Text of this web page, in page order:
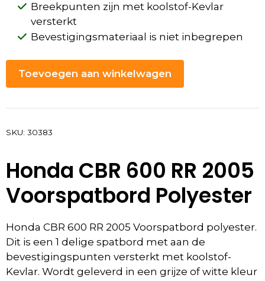
Breekpunten zijn met koolstof-Kevlar
versterkt
Bevestigingsmateriaal is niet inbegrepen
Toevoegen aan winkelwagen
SKU: 30383
Honda CBR 600 RR 2005
Voorspatbord Polyester
Honda CBR 600 RR 2005 Voorspatbord polyester.
Dit is een 1 delige spatbord met aan de
bevestigingspunten versterkt met koolstof-
Kevlar. Wordt geleverd in een grijze of witte kleur